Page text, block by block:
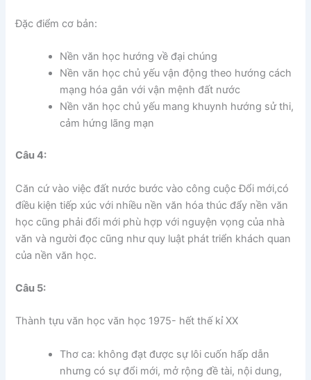
Đặc điểm cơ bản:
Nền văn học hướng về đại chúng
Nền văn học chủ yếu vận động theo hướng cách
mạng hóa gắn với vận mệnh đất nước
Nền văn học chủ yếu mang khuynh hướng sử thi,
cảm hứng lãng mạn
Câu 4:
Căn cứ vào việc đất nước bước vào công cuộc Đổi mới,có
điều kiện tiếp xúc với nhiều nền văn hóa thúc đẩy nền văn
học cũng phải đổi mới phù hợp với nguyện vọng của nhà
văn và người đọc cũng như quy luật phát triển khách quan
của nền văn học.
Câu 5:
Thành tựu văn học văn học 1975- hết thế kỉ XX
Thơ ca: không đạt được sự lôi cuốn hấp dẫn
nhưng có sự đổi mới, mở rộng đề tài, nội dung,